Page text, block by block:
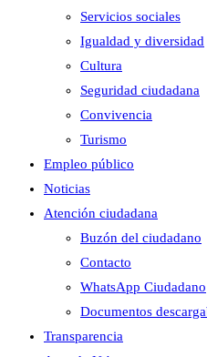
Servicios sociales
Igualdad y diversidad
Cultura
Seguridad ciudadana
Convivencia
Turismo
Empleo público
Noticias
Atención ciudadana
Buzón del ciudadano
Contacto
WhatsApp Ciudadano
Documentos
Transparencia